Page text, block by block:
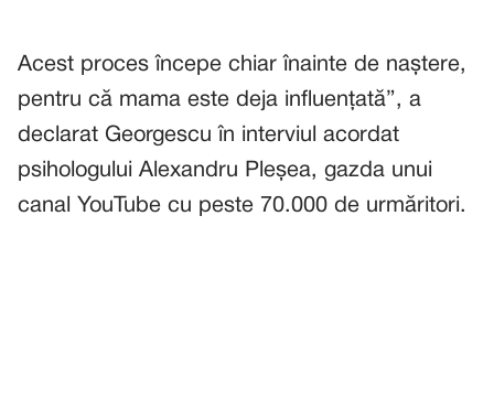
Acest proces începe chiar înainte de naștere,
pentru că mama este deja influențată”, a
declarat Georgescu în interviul acordat
psihologului Alexandru Pleșea, gazda unui
canal YouTube cu peste 70.000 de urmăritori.